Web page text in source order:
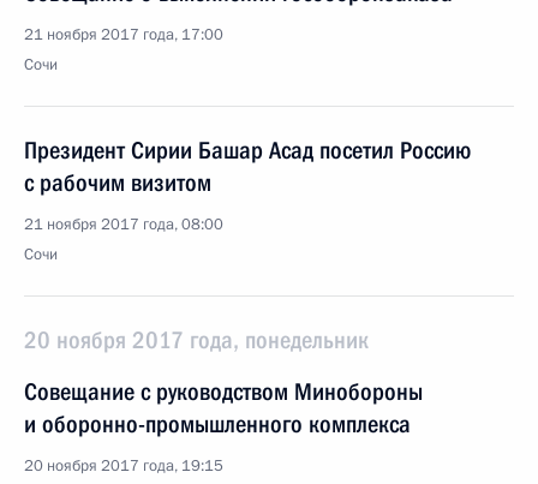
21 ноября 2017 года, 17:00
Сочи
Президент Сирии Башар Асад посетил Россию
с рабочим визитом
21 ноября 2017 года, 08:00
Сочи
20 ноября 2017 года, понедельник
Совещание с руководством Минобороны
и оборонно-промышленного комплекса
20 ноября 2017 года, 19:15